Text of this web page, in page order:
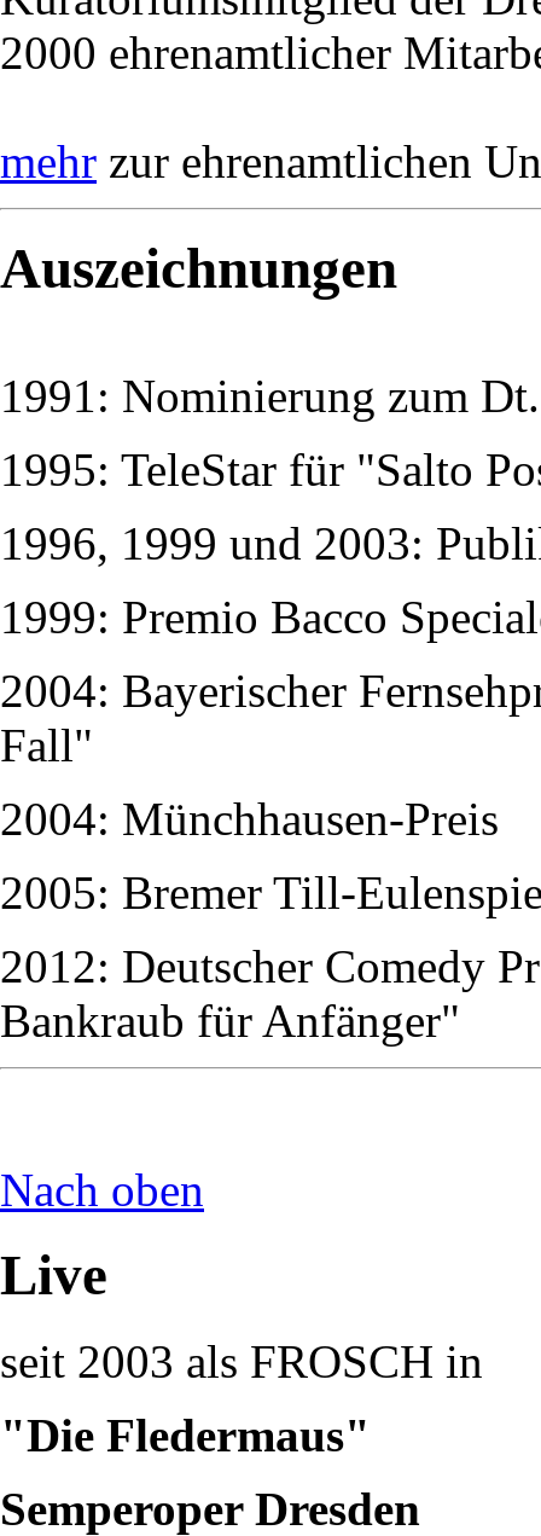
2000 ehrenamtlicher
mehr zur ehrenamtlichen
Auszeichnungen
1991: Nominierung zum
1995: TeleStar für "Salto
1996, 1999 und 2003:
1999: Premio Bacco
2004: Bayerischer
Fall"
2004: Münchhausen-Preis
2005: Bremer Till-
2012: Deutscher Comedy
Bankraub für Anfänger"
Nach oben
Live
seit 2003 als FROSCH in
"Die Fledermaus"
Semperoper Dresden